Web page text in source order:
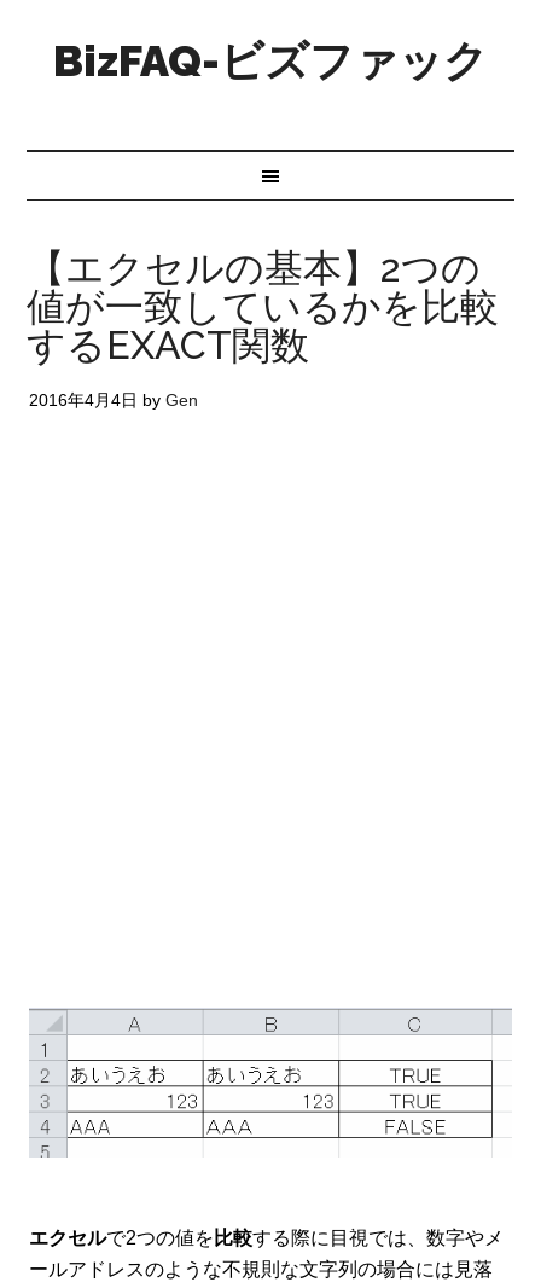
BizFAQ-ビズファック
【エクセルの基本】2つの
値が一致しているかを比較
するEXACT関数
2016年4月4日 byGen
エクセルで2つの値を 比較する際に目視では、数字やメ
ールアドレスのような不規則な文字列の場合には見落